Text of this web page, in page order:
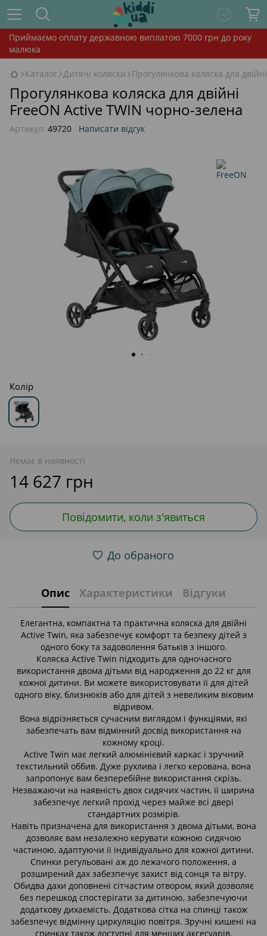
Приймаємо оплату державною виплатою 7000 грн до року
малюка
Каталог Дитячі коляски Прогулянкова коляска для
Прогулянкова коляска для двійні
FreeON Active TWIN чорно-зелена
Артикул: 49720 Написати відгук
Колір
Немає в наявності
14 627 грн
Повідомити, коли з'явиться
До обраного
Опис Характеристики Відгуки
Елегантна, компактна та практична коляска для двійні
Active Twin, яка забезпечує комфорт та безпеку дітей з
одного боку та задоволення батьків з іншого.
Коляска Active Twin підходить для одночасного
використання двома дітьми від народження до 22 кг для
кожної дитини. Ви можете використовувати її для дітей
одного віку, близнюків або для дітей з невеликим віковим
відривом.
Вона відрізняється сучасним виглядом і функціями, які
забезпечать вам відмінний досвід використання на
кожному кроці.
Active Twin має легкий алюмінієвий каркас і зручний
текстильний оббив. Дуже рухлива і легко керована, вона
запропонує вам безперебійне використання скрізь.
Незважаючи на наявність двох сидячих частин, її ширина
забезпечує легкий прохід через майже всі двері
стандартних розмірів.
Навіть призначена для використання з двома дітьми, вона
дозволяє вам незалежно керувати кожною сидячою
частиною, адаптуючи її індивідуально для кожної дитини.
Спинки регульовані аж до лежачого положення, а
розширений дах забезпечує захист від сонця та вітру.
Обидва дахи доповнені сітчастим отвором, який дозволяє
без перешкод спостерігати за дитиною, забезпечуючи
додаткову дихаємість. Додаткова сітка на спинці також
забезпечує відмінну циркуляцію повітря. Зручні кишені на
спинках також доступні для менших аксесуарів.